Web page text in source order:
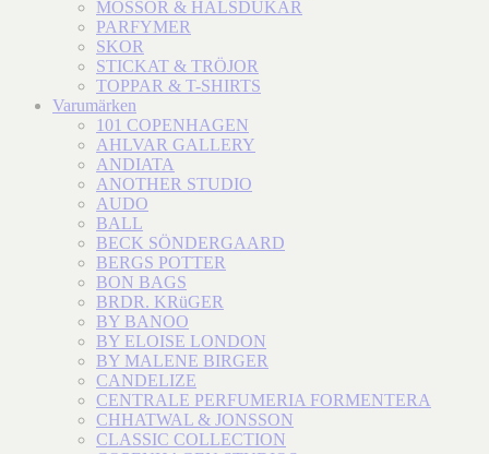
MÖSSOR & HALSDUKAR
PARFYMER
SKOR
STICKAT & TRÖJOR
TOPPAR & T-SHIRTS
Varumärken
101 COPENHAGEN
AHLVAR GALLERY
ANDIATA
ANOTHER STUDIO
AUDO
BALL
BECK SÖNDERGAARD
BERGS POTTER
BON BAGS
BRDR. KRüGER
BY BANOO
BY ELOISE LONDON
BY MALENE BIRGER
CANDELIZE
CENTRALE PERFUMERIA FORMENTERA
CHHATWAL & JONSSON
CLASSIC COLLECTION